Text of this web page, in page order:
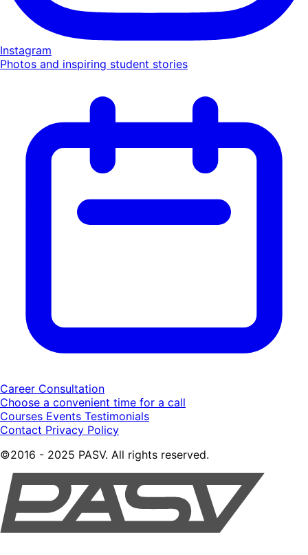
Instagram
Photos and inspiring student stories
Career Consultation
Choose a convenient time for a call
Courses Events Testimonials
Contact Privacy Policy
©2016 - 2025 PASV. All rights reserved.